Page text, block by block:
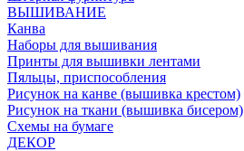
ВЫШИВАНИЕ
Канва
Наборы для вышивания
Принты для вышивки лентами
Пяльцы, приспособления
Рисунок на канве (вышивка крестом)
Рисунок на ткани (вышивка бисером)
Схемы на бумаге
ДЕКОР